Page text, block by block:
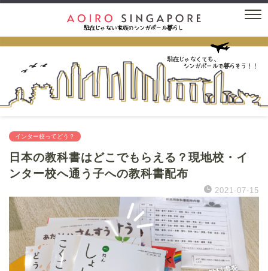
インター校ってどう？
日本の教科書はどこでもらえる？現地校・イ
ンター校へ通う子への教科書配布
2021-07-15